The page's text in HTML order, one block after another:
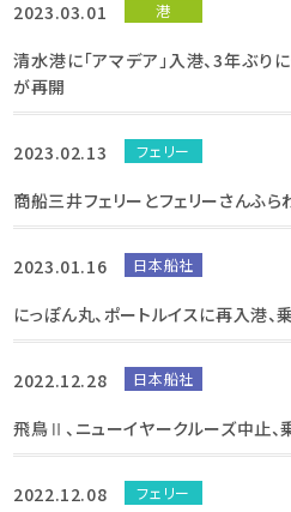
2023.03.01 港
清水港に「アマデア」入港、3年ぶ
が再開
2023.02.13 フェリー
商船三井フェリーとフェリーさんふ
2023.01.16 日本船社
にっぽん丸、ポートルイスに再入港
2022.12.28 日本船社
飛鳥Ⅱ、ニューイヤークルーズ中止
2022.12.08 フェリー